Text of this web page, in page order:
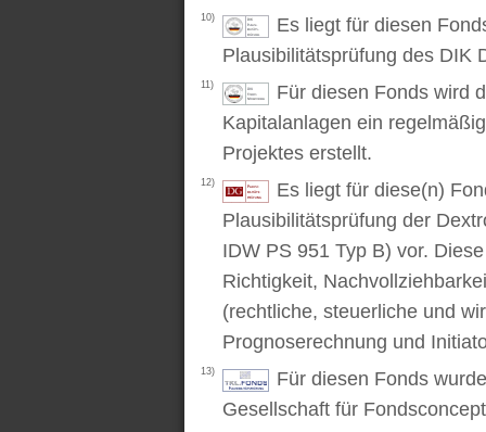
10)
Es liegt für diesen
Plausibilitätsprüfung des DIK
11)
Für diesen Fonds wird
Kapitalanlagen ein
Projektes erstellt.
12)
Es liegt für diese(n)
Plausibilitätsprüfung der
IDW PS 951 Typ B) vor.
Richtigkeit,
(rechtliche, steuerliche und
Prognoserechnung und
13)
Für diesen Fonds
Gesellschaft für